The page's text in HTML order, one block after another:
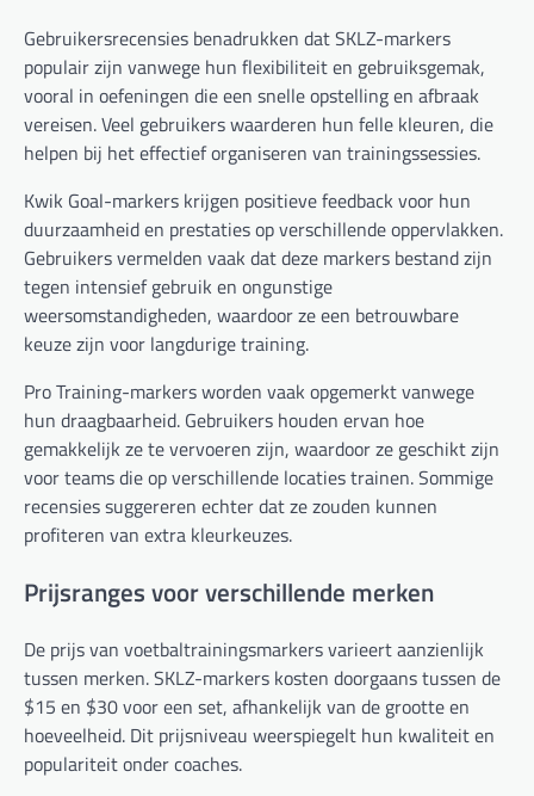
Gebruikersrecensies benadrukken dat SKLZ-markers
populair zijn vanwege hun flexibiliteit en gebruiksgemak,
vooral in oefeningen die een snelle opstelling en afbraak
vereisen. Veel gebruikers waarderen hun felle kleuren, die
helpen bij het effectief organiseren van trainingssessies.
Kwik Goal-markers krijgen positieve feedback voor hun
duurzaamheid en prestaties op verschillende oppervlakken.
Gebruikers vermelden vaak dat deze markers bestand zijn
tegen intensief gebruik en ongunstige
weersomstandigheden, waardoor ze een betrouwbare
keuze zijn voor langdurige training.
Pro Training-markers worden vaak opgemerkt vanwege
hun draagbaarheid. Gebruikers houden ervan hoe
gemakkelijk ze te vervoeren zijn, waardoor ze geschikt zijn
voor teams die op verschillende locaties trainen. Sommige
recensies suggereren echter dat ze zouden kunnen
profiteren van extra kleurkeuzes.
Prijsranges voor verschillende merken
De prijs van voetbaltrainingsmarkers varieert aanzienlijk
tussen merken. SKLZ-markers kosten doorgaans tussen de
$15 en $30 voor een set, afhankelijk van de grootte en
hoeveelheid. Dit prijsniveau weerspiegelt hun kwaliteit en
populariteit onder coaches.